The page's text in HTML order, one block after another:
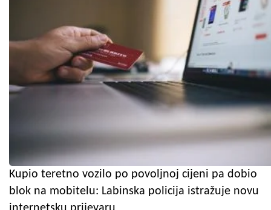
Kupio teretno vozilo po povoljnoj cijeni pa dobio
blok na mobitelu: Labinska policija istražuje novu